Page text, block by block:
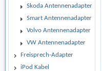
Skoda Antennenadapter
Smart Antennenadapter
Volvo Antennenadapter
VW Antennenadapter
Freisprech-Adapter
iPod Kabel